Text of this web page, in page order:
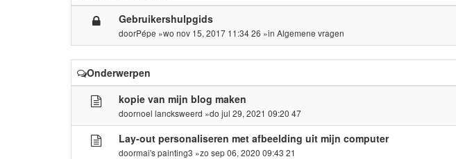
Gebruikershulpgids
doorPépe »wo nov 15, 2017 11:34 26 »inAlgemene vragen
Onderwerpen
kopie van mijn blog maken
doornoel lancksweerd »do jul 29, 2021 09:20 47
Lay-out personaliseren met afbeelding uit mijn computer
doormai's painting3 »zo sep 06, 2020 09:43 21